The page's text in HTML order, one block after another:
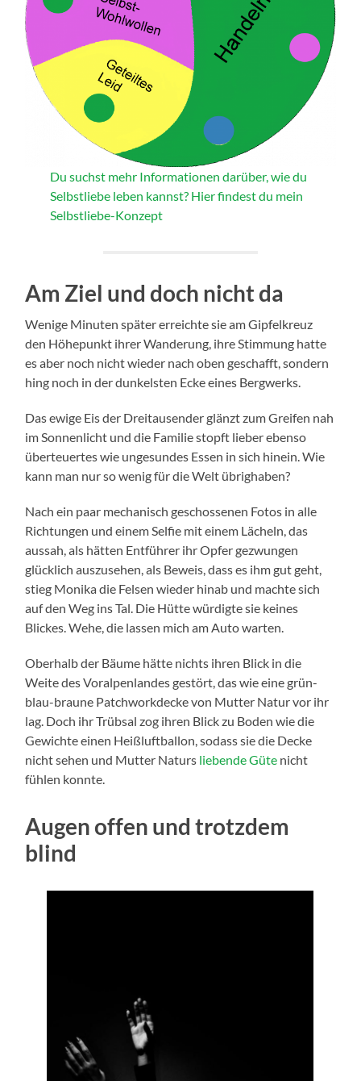
Du suchst mehr Informationen darüber, wie du
Selbstliebe leben kannst? Hier findest du mein
Selbstliebe-Konzept
Am Ziel und doch nicht da
Wenige Minuten später erreichte sie am Gipfelkreuz
den Höhepunkt ihrer Wanderung, ihre Stimmung hatte
es aber noch nicht wieder nach oben geschafft, sondern
hing noch in der dunkelsten Ecke eines Bergwerks.
Das ewige Eis der Dreitausender glänzt zum Greifen nah
im Sonnenlicht und die Familie stopft lieber ebenso
überteuertes wie ungesundes Essen in sich hinein. Wie
kann man nur so wenig für die Welt übrighaben?
Nach ein paar mechanisch geschossenen Fotos in alle
Richtungen und einem Selfie mit einem Lächeln, das
aussah, als hätten Entführer ihr Opfer gezwungen
glücklich auszusehen, als Beweis, dass es ihm gut geht,
stieg Monika die Felsen wieder hinab und machte sich
auf den Weg ins Tal. Die Hütte würdigte sie keines
Blickes. Wehe, die lassen mich am Auto warten.
Oberhalb der Bäume hätte nichts ihren Blick in die
Weite des Voralpenlandes gestört, das wie eine grün-
blau-braune Patchworkdecke von Mutter Natur vor ihr
lag. Doch ihr Trübsal zog ihren Blick zu Boden wie die
Gewichte einen Heißluftballon, sodass sie die Decke
nicht sehen und Mutter Naturs liebende Güte nicht
fühlen konnte.
Augen offen und trotzdem
blind